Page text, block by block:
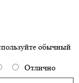
обычный
Отлично